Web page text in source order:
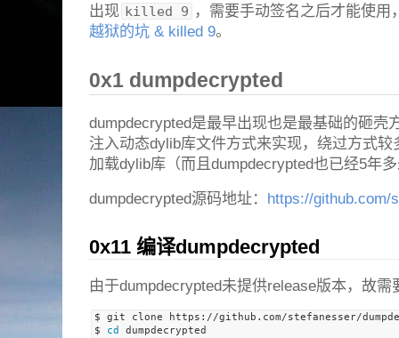
出现 killed 9 ，需要手动签名之后才能使用
越狱的坑 & killed 9。
0x1 dumpdecrypted
dumpdecrypted是最早出现也是最基础的砸壳
注入动态dylib库文件方式来实现，绕过方式
加载dylib库（而且dumpdecrypted也已经5年
dumpdecrypted源码地址： https://github.com/
0x11 编译dumpdecrypted
由于dumpdecrypted未提供release版本，故需
$ git clone https://github.com/stefanesser/
$ cd
dumpdecrypted